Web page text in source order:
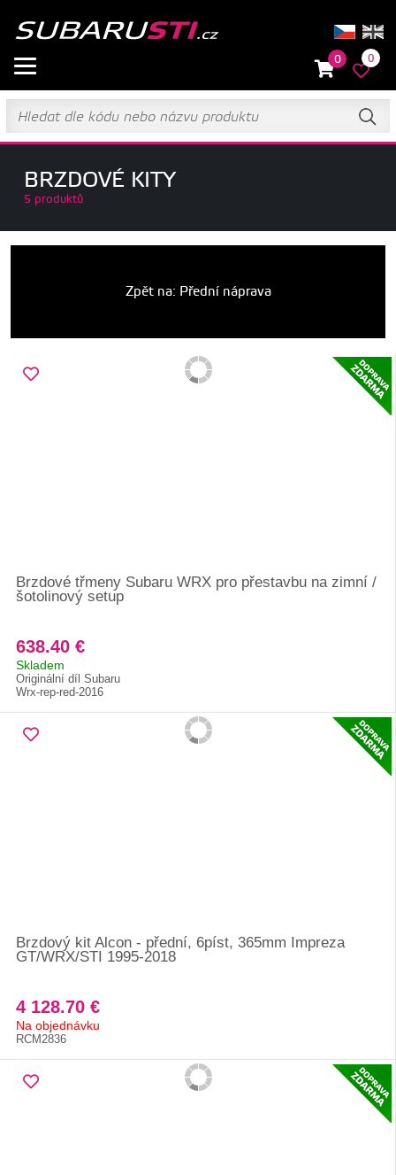
0 0
BRZDOVÉ KITY
5 produktů
Zpět na: Přední náprava
Brzdové třmeny Subaru WRX pro přestavbu na zimní /
šotolinový setup
638.40 €
Skladem
Originální díl Subaru
Wrx-rep-red-2016
Brzdový kit Alcon - přední, 6píst, 365mm Impreza
GT/WRX/STI 1995-2018
4 128.70 €
Na objednávku
RCM2836